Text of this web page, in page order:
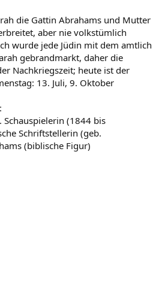
die Gattin Abrahams und Mutter
aber nie volkstümlich
wurde jede Jüdin mit dem amtlich
gebrandmarkt, daher die
Nachkriegszeit; heute ist der
13. Juli, 9. Oktober
Schauspielerin (1844 bis
Schriftstellerin (geb.
(biblische Figur)